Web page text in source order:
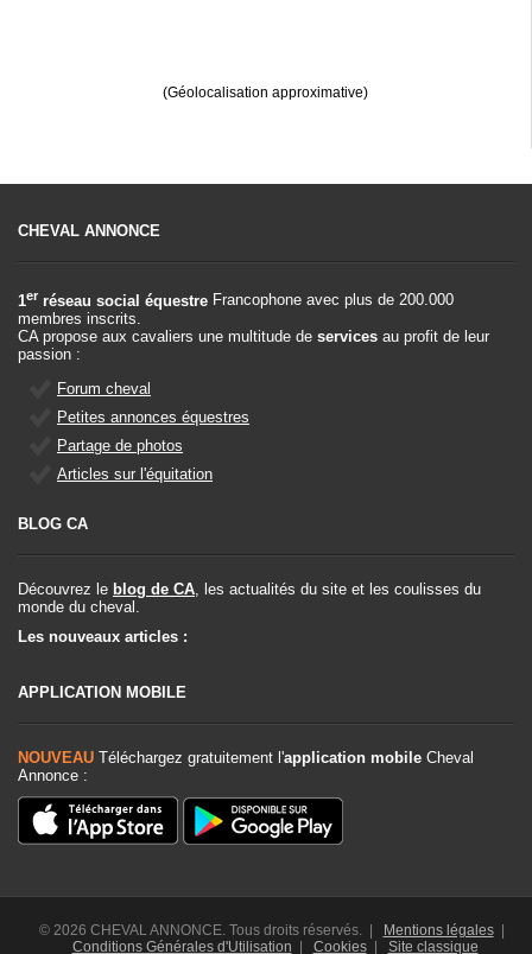
(Géolocalisation approximative)
CHEVAL ANNONCE
1er réseau social équestre Francophone avec plus de 200.000
membres inscrits.
CA propose aux cavaliers une multitude de services au profit de leur
passion :
Forum cheval
Petites annonces équestres
Partage de photos
Articles sur l'équitation
BLOG CA
Découvrez le blog de CA , les actualités du site et les coulisses du
monde du cheval.
Les nouveaux articles :
APPLICATION MOBILE
NOUVEAU Téléchargez gratuitement l'application mobile Cheval
Annonce :
© 2026 CHEVAL ANNONCE. Tous droits réservés. | Mentions légales|
Conditions Générales d'Utilisation | Cookies| Site classique